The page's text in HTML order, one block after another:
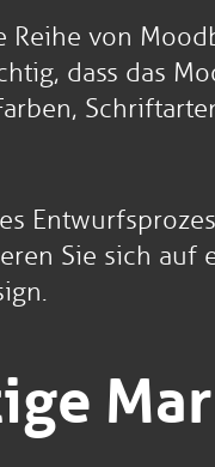
von
dass das
Sie sich